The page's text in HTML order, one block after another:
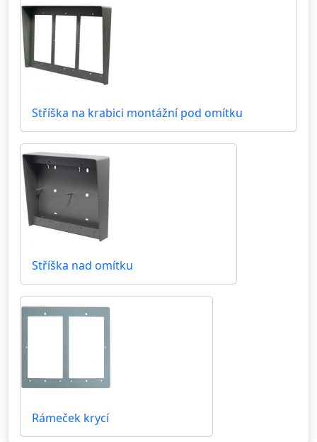
Stříška na krabici montážní pod omítku
Stříška nad omítku
Rámeček krycí